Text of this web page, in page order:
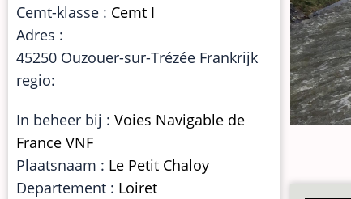
Cemt-klasse : Cemt I
Adres :
45250 Ouzouer-sur-Trézée Frankrijk
regio:
In beheer bij : Voies Navigable de
France VNF
Plaatsnaam : Le Petit Chaloy
Departement : Loiret